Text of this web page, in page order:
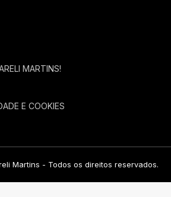
MARTINS!
E COOKIES
Martins - Todos os direitos reservados.